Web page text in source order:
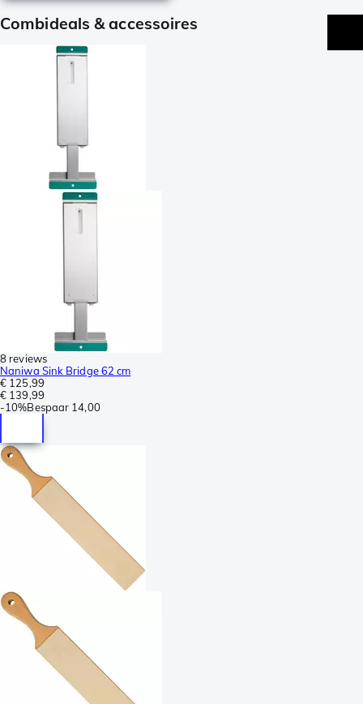
Combideals & accessoires
8 reviews
Naniwa Sink Bridge 62 cm
€ 125,99
€ 139,99
-10%Bespaar 14,00